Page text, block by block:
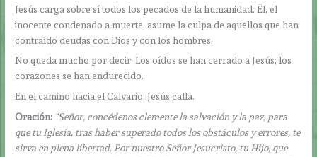
Jesús carga sobre sí todos los pecados de la humanidad. Él, el
inocente condenado a muerte, asume la culpa de aquellos que han
contraído deudas con Dios y con los hombres.
No queda mucho por decir. Los oídos se han cerrado a Jesús; los
corazones se han endurecido.
En el camino hacia el Calvario, Jesús calla.
Oración: “Señor, concédenos clemente la salvación y la paz, para
que tu Iglesia, tras haber superado todos los obstáculos y errores, te
sirva en plena libertad. Por nuestro Señor Jesucristo, tu Hijo, que